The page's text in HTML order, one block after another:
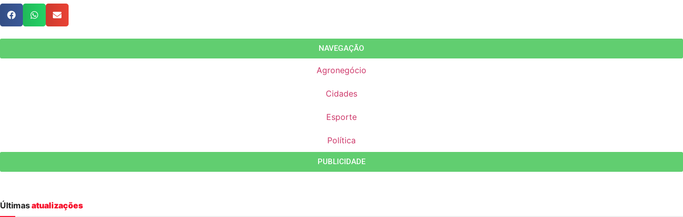
NAVEGAÇÃO
Agronegócio
Cidades
Esporte
Política
PUBLICIDADE
Últimasatualizações